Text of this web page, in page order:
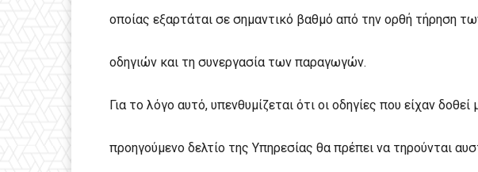
οποίας εξαρτάται σε σημαντικό βαθμό από την ορθή τήρηση
οδηγιών και τη συνεργασία των παραγωγών.
Για το λόγο αυτό, υπενθυμίζεται ότι οι οδηγίες που είχαν δοθεί
προηγούμενο δελτίο της Υπηρεσίας θα πρέπει να τηρούνται